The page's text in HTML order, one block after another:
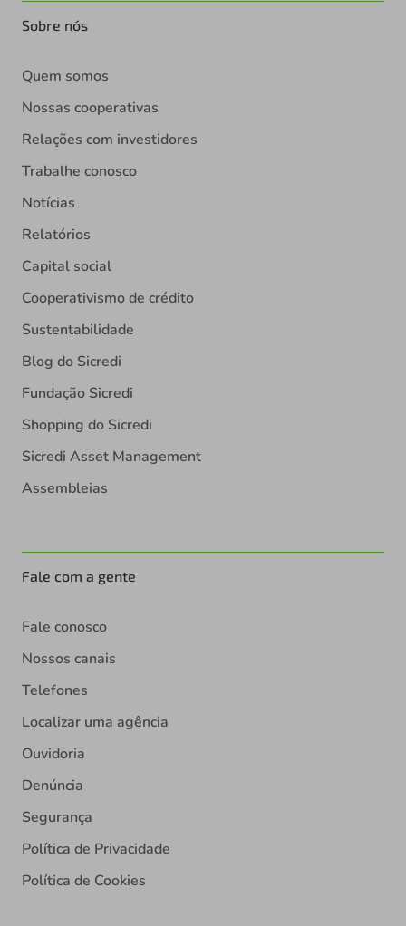
Sobre nós
Quem somos
Nossas cooperativas
Relações com investidores
Trabalhe conosco
Notícias
Relatórios
Capital social
Cooperativismo de crédito
Sustentabilidade
Blog do Sicredi
Fundação Sicredi
Shopping do Sicredi
Sicredi Asset Management
Assembleias
Fale com a gente
Fale conosco
Nossos canais
Telefones
Localizar uma agência
Ouvidoria
Denúncia
Segurança
Política de Privacidade
Política de Cookies